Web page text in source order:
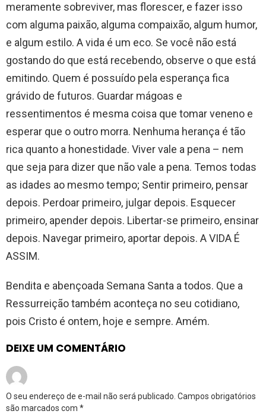
meramente sobreviver, mas florescer, e fazer isso
com alguma paixão, alguma compaixão, algum humor,
e algum estilo. A vida é um eco. Se você não está
gostando do que está recebendo, observe o que está
emitindo. Quem é possuído pela esperança fica
grávido de futuros. Guardar mágoas e
ressentimentos é mesma coisa que tomar veneno e
esperar que o outro morra. Nenhuma herança é tão
rica quanto a honestidade. Viver vale a pena – nem
que seja para dizer que não vale a pena. Temos todas
as idades ao mesmo tempo; Sentir primeiro, pensar
depois. Perdoar primeiro, julgar depois. Esquecer
primeiro, apender depois. Libertar-se primeiro, ensinar
depois. Navegar primeiro, aportar depois. A VIDA É
ASSIM.
Bendita e abençoada Semana Santa a todos. Que a
Ressurreição também aconteça no seu cotidiano,
pois Cristo é ontem, hoje e sempre. Amém.
DEIXE UM COMENTÁRIO
O seu endereço de e-mail não será publicado. Campos obrigatórios
são marcados com *